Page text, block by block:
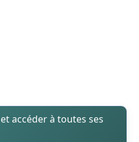
accéder à toutes ses